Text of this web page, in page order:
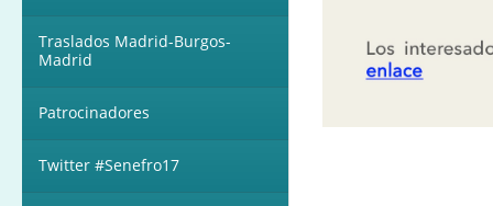
Traslados Madrid-Burgos-
Madrid
Patrocinadores
Twitter #Senefro17